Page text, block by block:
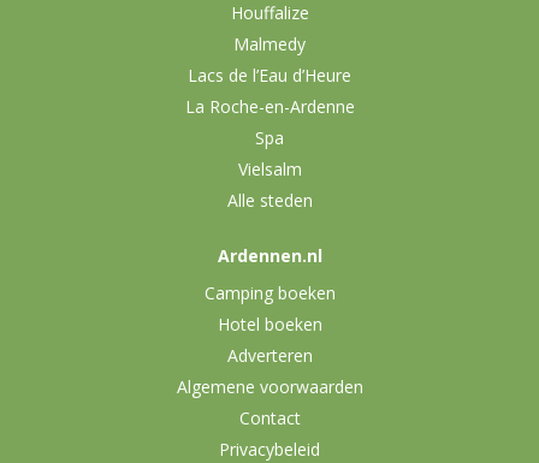
Houffalize
Malmedy
Lacs de l’Eau d’Heure
La Roche-en-Ardenne
Spa
Vielsalm
Alle steden
Ardennen.nl
Camping boeken
Hotel boeken
Adverteren
Algemene voorwaarden
Contact
Privacybeleid